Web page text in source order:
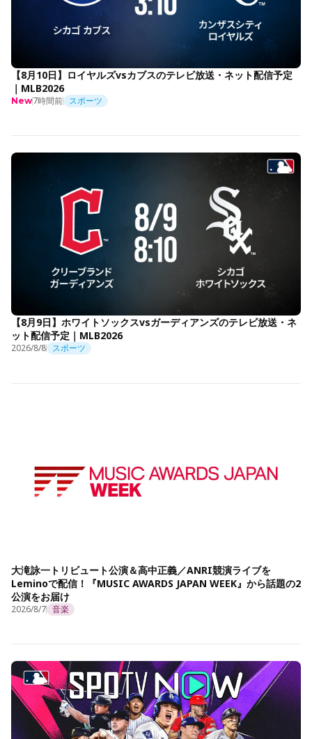
【8月10日】ロイヤルズvsカブスのテレビ放送・ネット配信予定
｜MLB2026
New7時間前 スポーツ
【8月9日】ホワイトソックスvsガーディアンズのテレビ放送・ネ
ット配信予定｜MLB2026
2026/8/8 スポーツ
大滝詠一トリビュート公演＆高中正義／ANRI競演ライブを
Leminoで配信！『MUSIC AWARDS JAPAN WEEK』から話題の2
公演をお届け
2026/8/7 音楽